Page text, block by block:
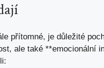
přítomné, je ⁤důležité
‌ale také **emocionální